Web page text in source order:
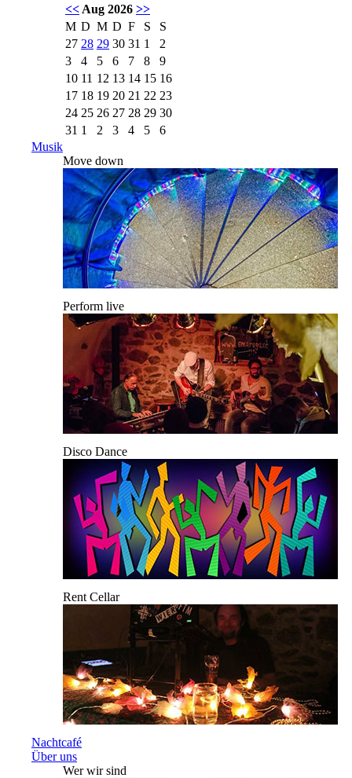
<< Aug 2026 >>
M D M D F S
S
27 28 29 30 31 1
2
3
4 5 6 7 8
9
10 11 12 13 14 15 16
17 18 19 20 21 22 23
24 25 26 27 28 29 30
31 1 2 3 4 5
6
Musik
Move down
Perform live
Disco Dance
Rent Cellar
Nachtcafé
Über uns
Wer wir sind